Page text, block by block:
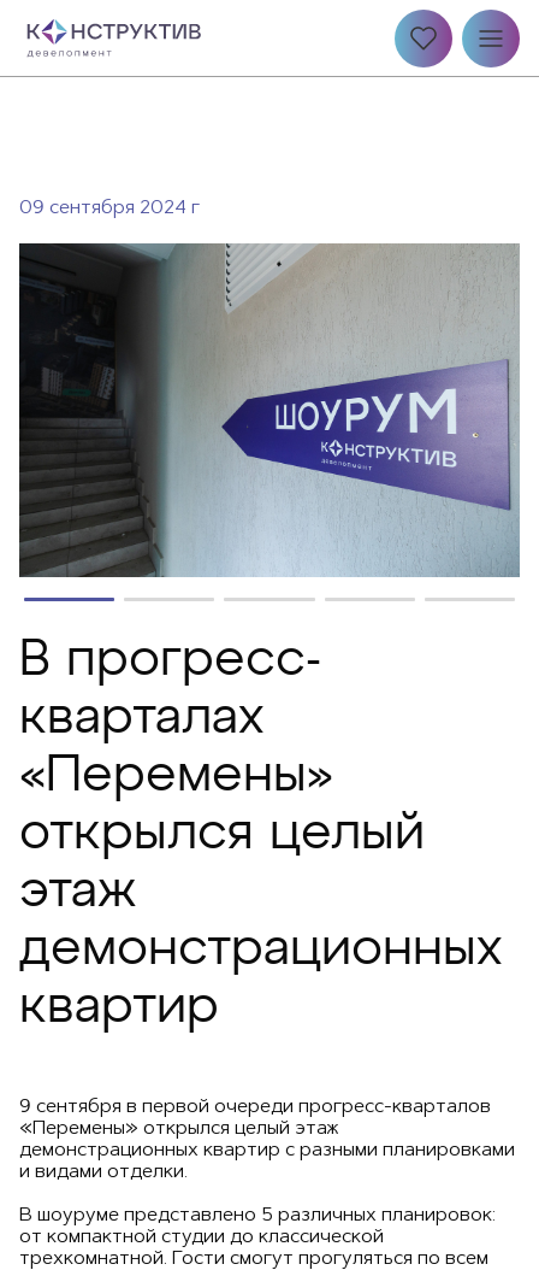
09 сентября 2024 г
В прогресс-
кварталах
«Перемены»
открылся целый
этаж
демонстрационных
квартир
9 сентября в первой очереди прогресс-кварталов
«Перемены» открылся целый этаж
демонстрационных квартир с разными планировками
и видами отделки.
В шоуруме представлено 5 различных планировок:
от компактной студии до классической
трехкомнатной. Гости смогут прогуляться по всем